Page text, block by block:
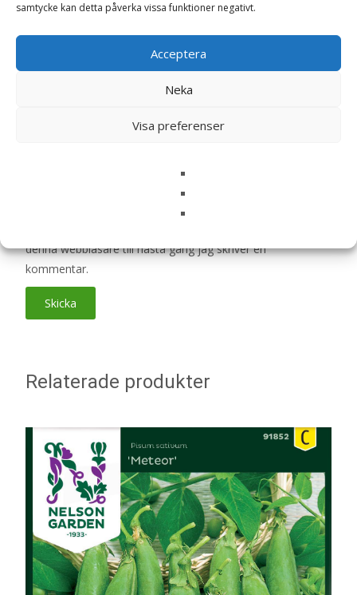
samtycke kan detta påverka vissa funktioner negativt.
Acceptera
Neka
Visa preferenser
denna webbläsare till nästa gång jag skriver en
kommentar.
Relaterade produkter